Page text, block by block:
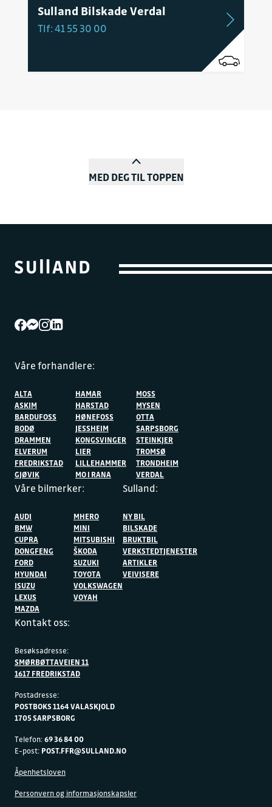
Sulland Bilskade Verdal
Tlf: 41 55 30 00
MED DEG TIL TOPPEN
Våre forhandlere:
ALTA
ASKIM
BARDUFOSS
BODØ
DRAMMEN
ELVERUM
FREDRIKSTAD
GJØVIK
HAMAR
HARSTAD
HØNEFOSS
JESSHEIM
KONGSVINGER
LIER
LILLEHAMMER
MO I RANA
MOSS
MYSEN
OTTA
SARPSBORG
STEINKJER
TROMSØ
TRONDHEIM
VERDAL
Våre bilmerker:
AUDI
BMW
CUPRA
DONGFENG
FORD
HYUNDAI
ISUZU
LEXUS
MAZDA
MHERO
MINI
MITSUBISHI
ŠKODA
SUZUKI
TOYOTA
VOLKSWAGEN
VOYAH
Sulland:
NY BIL
BILSKADE
BRUKTBIL
VERKSTEDTJENESTER
ARTIKLER
VEIVISERE
Kontakt oss:
Besøksadresse:
SMØRBØTTAVEIEN 11
1617 FREDRIKSTAD
Postadresse:
POSTBOKS 1164 VALASKJOLD
1705 SARPSBORG
Telefon:69 36 84 00
E-post: POST.FFR@SULLAND.NO
Åpenhetsloven
Personvern og informasjonskapsler